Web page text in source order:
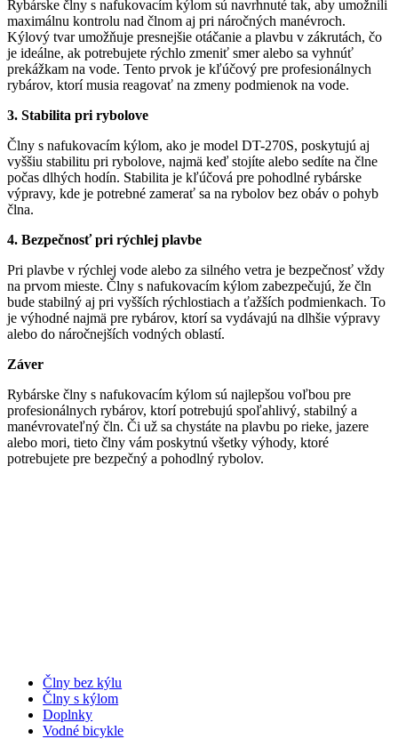
Rybárske člny s nafukovacím kýlom sú navrhnuté tak, aby umožnili
maximálnu kontrolu nad člnom aj pri náročných manévroch.
Kýlový tvar umožňuje presnejšie otáčanie a plavbu v zákrutách, čo
je ideálne, ak potrebujete rýchlo zmeniť smer alebo sa vyhnúť
prekážkam na vode. Tento prvok je kľúčový pre profesionálnych
rybárov, ktorí musia reagovať na zmeny podmienok na vode.
3. Stabilita pri rybolove
Člny s nafukovacím kýlom, ako je model DT-270S, poskytujú aj
vyššiu stabilitu pri rybolove, najmä keď stojíte alebo sedíte na člne
počas dlhých hodín. Stabilita je kľúčová pre pohodlné rybárske
výpravy, kde je potrebné zamerať sa na rybolov bez obáv o pohyb
člna.
4. Bezpečnosť pri rýchlej plavbe
Pri plavbe v rýchlej vode alebo za silného vetra je bezpečnosť vždy
na prvom mieste. Člny s nafukovacím kýlom zabezpečujú, že čln
bude stabilný aj pri vyšších rýchlostiach a ťažších podmienkach. To
je výhodné najmä pre rybárov, ktorí sa vydávajú na dlhšie výpravy
alebo do náročnejších vodných oblastí.
Záver
Rybárske člny s nafukovacím kýlom sú najlepšou voľbou pre
profesionálnych rybárov, ktorí potrebujú spoľahlivý, stabilný a
manévrovateľný čln. Či už sa chystáte na plavbu po rieke, jazere
alebo mori, tieto člny vám poskytnú všetky výhody, ktoré
potrebujete pre bezpečný a pohodlný rybolov.
Člny bez kýlu
Člny s kýlom
Doplnky
Vodné bicykle